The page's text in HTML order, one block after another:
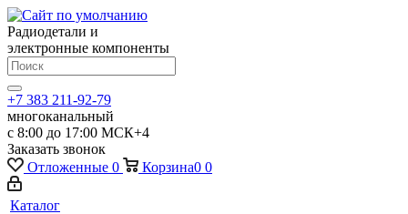
Радиодетали и
электронные компоненты
+7 383 211-92-79
многоканальный
с 8:00 до 17:00 МСК+4
Заказать звонок
Отложенные 0 Корзина0 0
Каталог